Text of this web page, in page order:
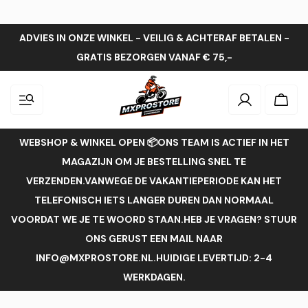
ADVIES IN ONZE WINKEL - VEILIG & ACHTERAF BETALEN -
GRATIS BEZORGEN VANAF € 75,-
Inloggen
WEBSHOP & WINKEL OPEN 📦ONS TEAM IS ACTIEF IN HET
MAGAZIJN OM JE BESTELLING SNEL TE
VERZENDEN.VANWEGE DE VAKANTIEPERIODE KAN HET
TELEFONISCH IETS LANGER DUREN DAN NORMAAL
VOORDAT WE JE TE WOORD STAAN.HEB JE VRAGEN? STUUR
ONS GERUST EEN MAIL NAAR
INFO@MXPROSTORE.NL.HUIDIGE LEVERTIJD: 2-4
WERKDAGEN.